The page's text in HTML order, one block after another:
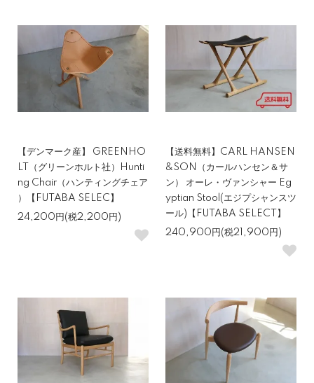
【デンマーク産】 GREENHO
LT（グリーンホルト社）Hunti
ng Chair（ハンティングチェア
）【FUTABA SELEC】
24,200円(税2,200円)
【送料無料】CARL HANSEN
&SON（カールハンセン＆サ
ン） オーレ・ヴァンシャー Eg
yptian Stool(エジプシャンスツ
ール)【FUTABA SELECT】
240,900円(税21,900円)